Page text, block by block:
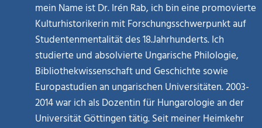
mein Name ist Dr. Irén Rab, ich bin eine promovierte
Kulturhistorikerin mit Forschungsschwerpunkt auf
Studentenmentalität des 18.Jahrhunderts. Ich
studierte und absolvierte Ungarische Philologie,
Bibliothekwissenschaft und Geschichte sowie
Europastudien an ungarischen Universitäten. 2003-
2014 war ich als Dozentin für Hungarologie an der
Universität Göttingen tätig. Seit meiner Heimkehr